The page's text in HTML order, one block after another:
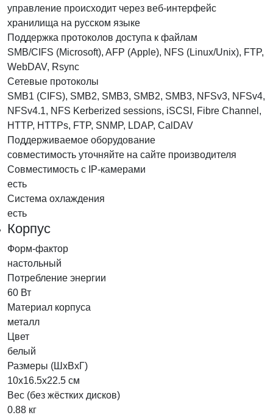
управление происходит через веб-интерфейс
хранилища на русском языке
Поддержка протоколов доступа к файлам
SMB/CIFS (Microsoft), AFP (Apple), NFS (Linux/Unix), FTP,
WebDAV, Rsync
Сетевые протоколы
SMB1 (CIFS), SMB2, SMB3, SMB2, SMB3, NFSv3, NFSv4,
NFSv4.1, NFS Kerberized sessions, iSCSI, Fibre Channel,
HTTP, HTTPs, FTP, SNMP, LDAP, CalDAV
Поддерживаемое оборудование
совместимость уточняйте на сайте производителя
Совместимость с IP-камерами
есть
Система охлаждения
есть
Корпус
Форм-фактор
настольный
Потребление энергии
60 Вт
Материал корпуса
металл
Цвет
белый
Размеры (ШхВхГ)
10х16.5х22.5 см
Вес (без жёстких дисков)
0.88 кг